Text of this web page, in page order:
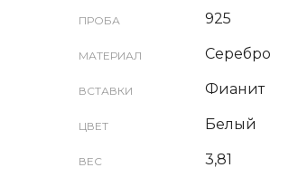
ПРОБА 925
МАТЕРИАЛ Серебро
ВСТАВКИ Фианит
ЦВЕТ Белый
ВЕС 3,81